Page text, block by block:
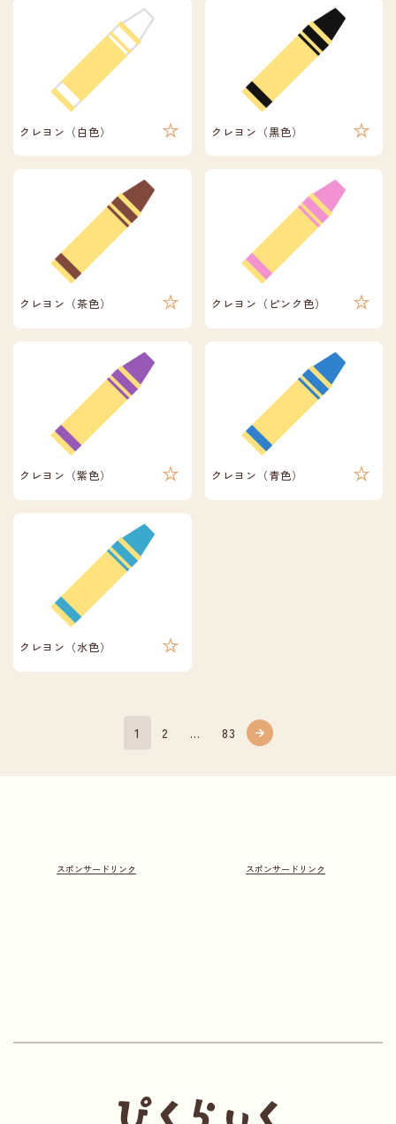
クレヨン（白色） クレヨン（黒色）
クレヨン（茶色） クレヨン（ピンク色）
クレヨン（紫色） クレヨン（青色）
クレヨン（水色）
1 2 … 83